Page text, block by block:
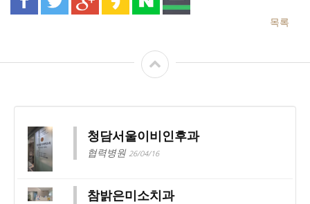
목록
청담서울이비인후과
협력병원 26/04/16
참밝은미소치과